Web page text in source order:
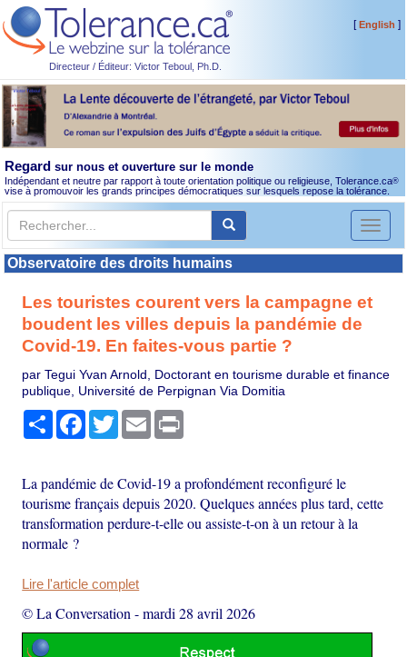
Directeur / Éditeur: Victor Teboul, Ph.D.
[English ]
Regard sur nous et ouverture sur le monde
Indépendant et neutre par rapport à toute orientation politique ou religieuse, Tolerance.ca®
vise à promouvoir les grands principes démocratiques sur lesquels repose la tolérance.
Toggle
Observatoire des droits humains
Les touristes courent vers la campagne et
boudent les villes depuis la pandémie de
Covid-19. En faites-vous partie ?
par Tegui Yvan Arnold, Doctorant en tourisme durable et finance
publique, Université de Perpignan Via Domitia
PartagerFacebook
TwitterEmail
La pandémie de Covid-19 a profondément reconfiguré le
tourisme français depuis 2020. Quelques années plus tard, cette
transformation perdure-t-elle ou assiste-t-on à un retour à la
normale ?
Lire l'article complet
© La Conversation -mardi 28 avril 2026